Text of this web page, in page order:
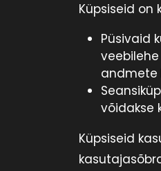
Küpsiseid on
Püsivaid
andmete
võidakse
Küpsiseid